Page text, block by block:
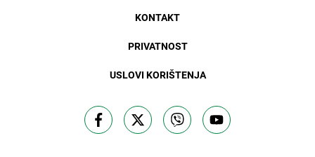
KONTAKT
PRIVATNOST
USLOVI KORIŠTENJA